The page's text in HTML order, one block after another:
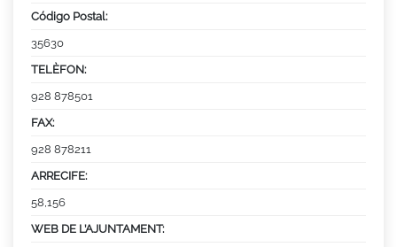
Código Postal:
35630
TELÈFON:
928 878501
FAX:
928 878211
ARRECIFE:
58,156
WEB DE L’AJUNTAMENT: